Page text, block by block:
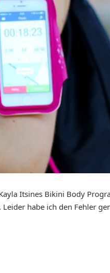
Itsines Bikini Body
habe ich den Fehler